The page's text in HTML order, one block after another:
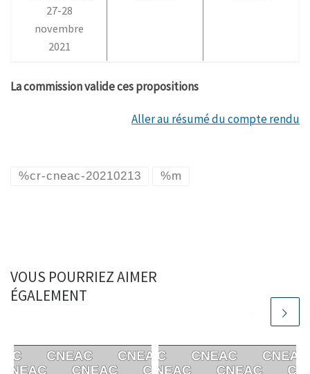
27-28
novembre
2021
La commission valide ces propositions
Aller au résumé du compte rendu
%cr-cneac-20210213 %m
VOUS POURRIEZ AIMER
ÉGALEMENT